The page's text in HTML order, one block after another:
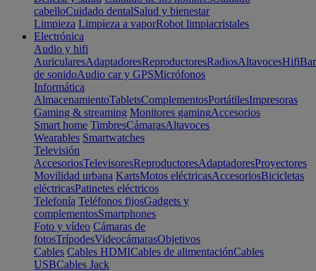
cabelloCuidado dentalSalud y bienestar
Limpieza Limpieza a vaporRobot limpiacristales
Electrónica
Audio y hifi
AuricularesAdaptadoresReproductoresRadiosAltavocesHifi
de sonidoAudio car y GPSMicrófonos
Informática
AlmacenamientoTabletsComplementosPortátilesImpresoras
Gaming & streaming Monitores gamingAccesorios
Smart home TimbresCámarasAltavoces
Wearables Smartwatches
Televisión
AccesoriosTelevisoresReproductoresAdaptadoresProyectores
Movilidad urbana KartsMotos eléctricasAccesoriosBicicletas
eléctricasPatinetes eléctricos
Telefonía Teléfonos fijosGadgets y
complementosSmartphones
Foto y vídeo Cámaras de
fotosTrípodesVideocámarasObjetivos
Cables Cables HDMICables de alimentaciónCables
USBCables Jack